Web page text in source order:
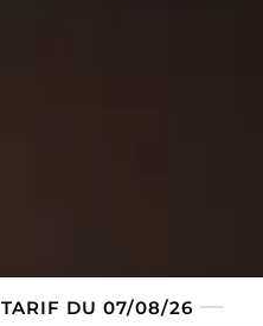
TARIF DU 07/08/26